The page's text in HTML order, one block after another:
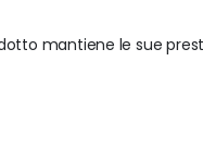
mantiene le sue